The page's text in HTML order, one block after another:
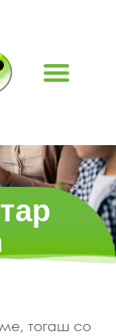
тогаш со